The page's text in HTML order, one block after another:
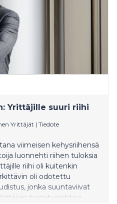
verotusta
myös y
Yrittäjille suuri riihi
Yrittäjät | Tiedote
viimeisen kehysriihensä
luonnehti riihen tuloksia
riihi oli kuitenkin
oli odotettu
jonka suuntaviivat
toimitusjohtaja